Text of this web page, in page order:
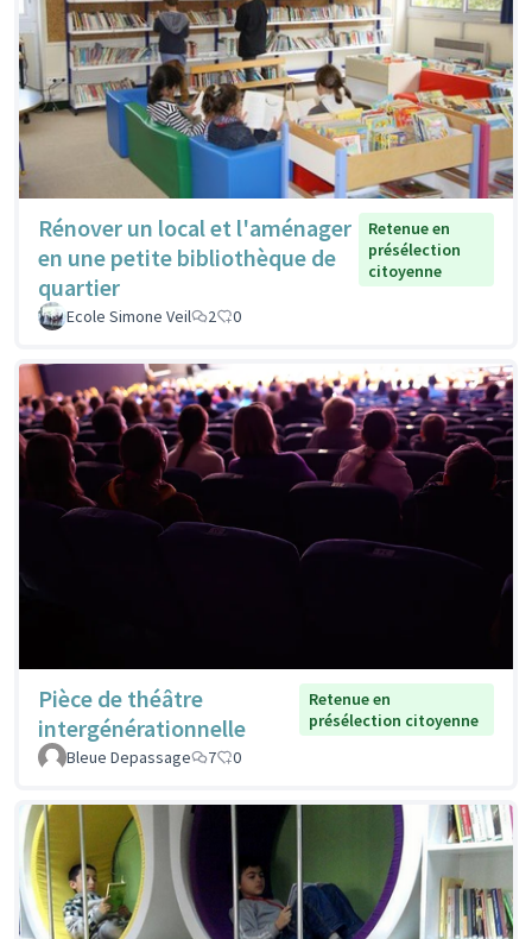
Rénover un local et l'aménager
en une petite bibliothèque de
quartier
Retenue en
présélection
citoyenne
Ecole Simone Veil 2 0
Pièce de théâtre
intergénérationnelle
Retenue en
présélection citoyenne
Bleue Depassage
7 0